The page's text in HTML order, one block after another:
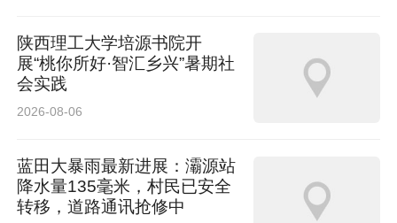
陕西理工大学培源书院开
展“桃你所好·智汇乡兴”暑期社
会实践
2026-08-06
蓝田大暴雨最新进展：灞源站
降水量135毫米，村民已安全
转移，道路通讯抢修中